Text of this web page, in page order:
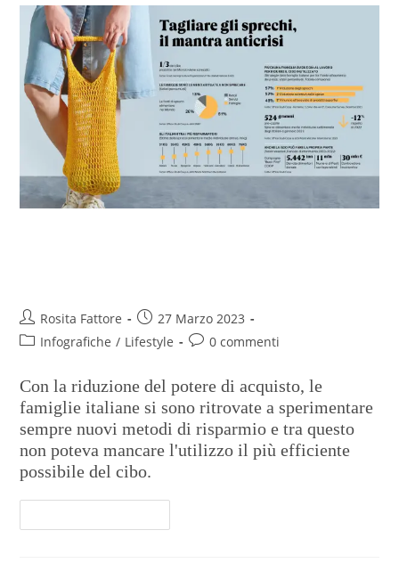
Rosita Fattore
27 Marzo 2023
Infografiche / Lifestyle 0 commenti
Con la riduzione del potere di acquisto, le
famiglie italiane si sono ritrovate a sperimentare
sempre nuovi metodi di risparmio e tra questo
non poteva mancare l'utilizzo il più efficiente
possibile del cibo.